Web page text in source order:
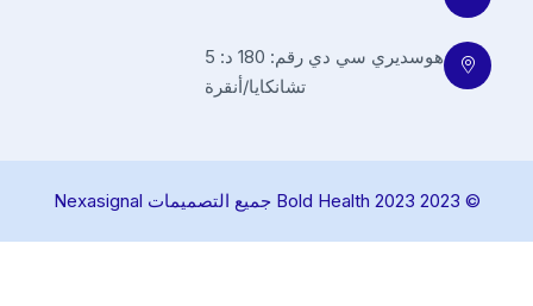
هوسديري سي دي رقم: 180 د: 5
تشانكايا/أنقرة